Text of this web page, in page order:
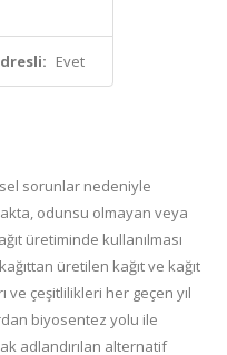
Evet
sorunlar nedeniyle
odunsu olmayan veya
üretiminde kullanılması
üretilen kağıt ve kağıt
çeşitlilikleri her geçen yıl
biyosentez yolu ile
adlandırılan alternatif